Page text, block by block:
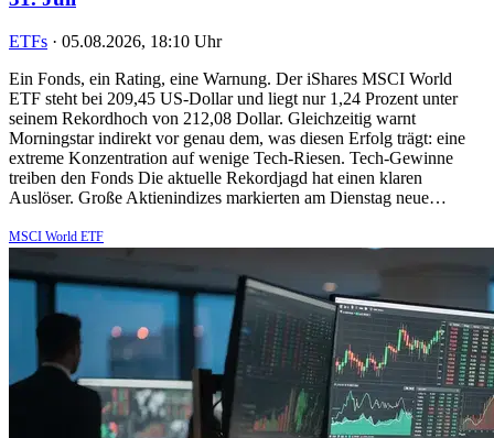
ETFs · 05.08.2026, 18:10 Uhr
Ein Fonds, ein Rating, eine Warnung. Der iShares MSCI World
ETF steht bei 209,45 US-Dollar und liegt nur 1,24 Prozent unter
seinem Rekordhoch von 212,08 Dollar. Gleichzeitig warnt
Morningstar indirekt vor genau dem, was diesen Erfolg trägt: eine
extreme Konzentration auf wenige Tech-Riesen. Tech-Gewinne
treiben den Fonds Die aktuelle Rekordjagd hat einen klaren
Auslöser. Große Aktienindizes markierten am Dienstag neue…
MSCI World ETF